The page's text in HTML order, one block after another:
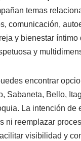
temas
comunicación,
y bienestar íntimo
y
encontrar
Sabaneta, Bello,
La intención de
ni reemplazar
visibilidad y